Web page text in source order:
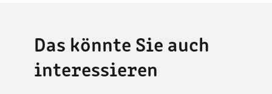
Das könnte Sie auch
interessieren